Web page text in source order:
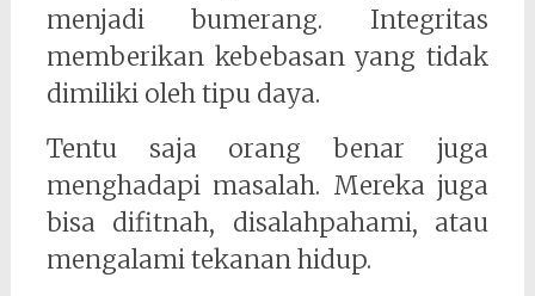
menjadi bumerang. Integritas
memberikan kebebasan yang tidak
dimiliki oleh tipu daya.
Tentu saja orang benar juga
menghadapi masalah. Mereka juga
bisa difitnah, disalahpahami, atau
mengalami tekanan hidup.